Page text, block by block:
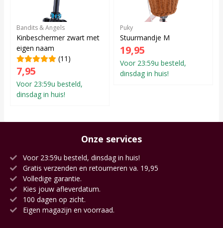
Bandits & Angels
Kinbeschermer zwart met
eigen naam
(11)
7,95
Voor 23:59u besteld,
dinsdag in huis!
Puky
Stuurmandje M
19,95
Voor 23:59u besteld,
dinsdag in huis!
Onze services
Voor 23:59u besteld, dinsdag in huis!
Gratis verzenden en retourneren va. 19,95
Volledige garantie.
Kies jouw afleverdatum.
100 dagen op zicht.
Eigen magazijn en voorraad.